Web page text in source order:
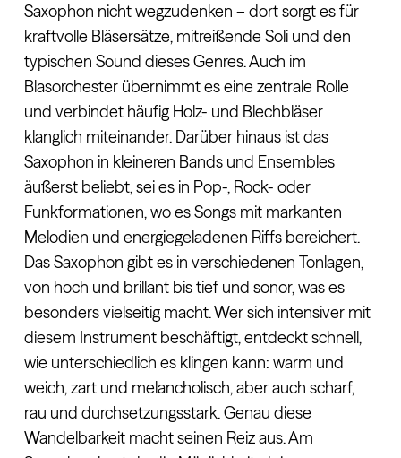
Saxophon nicht wegzudenken – dort sorgt es für
kraftvolle Bläsersätze, mitreißende Soli und den
typischen Sound dieses Genres. Auch im
Blasorchester übernimmt es eine zentrale Rolle
und verbindet häufig Holz- und Blechbläser
klanglich miteinander. Darüber hinaus ist das
Saxophon in kleineren Bands und Ensembles
äußerst beliebt, sei es in Pop-, Rock- oder
Funkformationen, wo es Songs mit markanten
Melodien und energiegeladenen Riffs bereichert.
Das Saxophon gibt es in verschiedenen Tonlagen,
von hoch und brillant bis tief und sonor, was es
besonders vielseitig macht. Wer sich intensiver mit
diesem Instrument beschäftigt, entdeckt schnell,
wie unterschiedlich es klingen kann: warm und
weich, zart und melancholisch, aber auch scharf,
rau und durchsetzungsstark. Genau diese
Wandelbarkeit macht seinen Reiz aus. Am